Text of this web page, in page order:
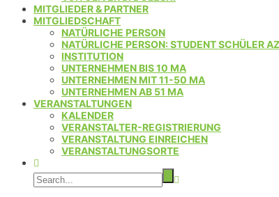
MITGLIEDER & PARTNER
MITGLIEDSCHAFT
NATÜRLICHE PERSON
NATÜRLICHE PERSON: STUDENT SCHÜLER
INSTITUTION
UNTERNEHMEN BIS 10 MA
UNTERNEHMEN MIT 11-50 MA
UNTERNEHMEN AB 51 MA
VERANSTALTUNGEN
KALENDER
VERANSTALTER-REGISTRIERUNG
VERANSTALTUNG EINREICHEN
VERANSTALTUNGSORTE